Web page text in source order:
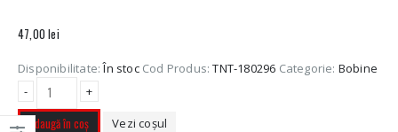
47,00lei
Disponibilitate:În stoc Cod Produs:TNT-180296 Categorie: Bobine
-
+
Adaugă în coș Vezi coșul